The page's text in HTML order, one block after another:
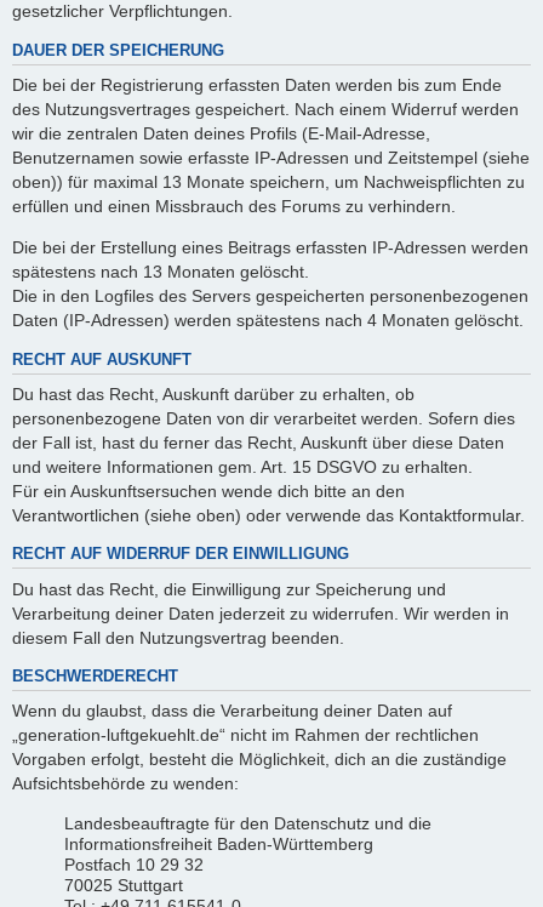
gesetzlicher Verpflichtungen.
DAUER DER SPEICHERUNG
Die bei der Registrierung erfassten Daten werden bis zum Ende
des Nutzungsvertrages gespeichert. Nach einem Widerruf werden
wir die zentralen Daten deines Profils (E-Mail-Adresse,
Benutzernamen sowie erfasste IP-Adressen und Zeitstempel (siehe
oben)) für maximal 13 Monate speichern, um Nachweispflichten zu
erfüllen und einen Missbrauch des Forums zu verhindern.
Die bei der Erstellung eines Beitrags erfassten IP-Adressen werden
spätestens nach 13 Monaten gelöscht.
Die in den Logfiles des Servers gespeicherten personenbezogenen
Daten (IP-Adressen) werden spätestens nach 4 Monaten gelöscht.
RECHT AUF AUSKUNFT
Du hast das Recht, Auskunft darüber zu erhalten, ob
personenbezogene Daten von dir verarbeitet werden. Sofern dies
der Fall ist, hast du ferner das Recht, Auskunft über diese Daten
und weitere Informationen gem. Art. 15 DSGVO zu erhalten.
Für ein Auskunftsersuchen wende dich bitte an den
Verantwortlichen (siehe oben) oder verwende das Kontaktformular.
RECHT AUF WIDERRUF DER EINWILLIGUNG
Du hast das Recht, die Einwilligung zur Speicherung und
Verarbeitung deiner Daten jederzeit zu widerrufen. Wir werden in
diesem Fall den Nutzungsvertrag beenden.
BESCHWERDERECHT
Wenn du glaubst, dass die Verarbeitung deiner Daten auf
„generation-luftgekuehlt.de“ nicht im Rahmen der rechtlichen
Vorgaben erfolgt, besteht die Möglichkeit, dich an die zuständige
Aufsichtsbehörde zu wenden:
Landesbeauftragte für den Datenschutz und die
Informationsfreiheit Baden-Württemberg
Postfach 10 29 32
70025 Stuttgart